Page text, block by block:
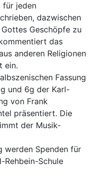
für jeden
dazwischen
Geschöpfe zu
das
anderen Religionen
ein.
Fassung
und 6g der Karl-
von Frank
präsentiert. Die
der Musik-
werden Spenden für
Rehbein-Schule